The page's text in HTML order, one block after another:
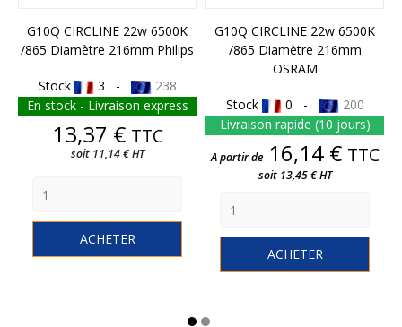
G10Q CIRCLINE 22w 6500K
/865 Diamètre 216mm Philips
Stock 3 -
238
En stock - Livraison express
Prix
13,37 € TTC
soit 11,14 € HT
ACHETER
G10Q CIRCLINE 22w 6500K
/865 Diamètre 216mm
OSRAM
Stock 0 -
200
Livraison rapide (10 jours)
Prix
A partir de 16,14 € TTC
soit 13,45 € HT
ACHETER